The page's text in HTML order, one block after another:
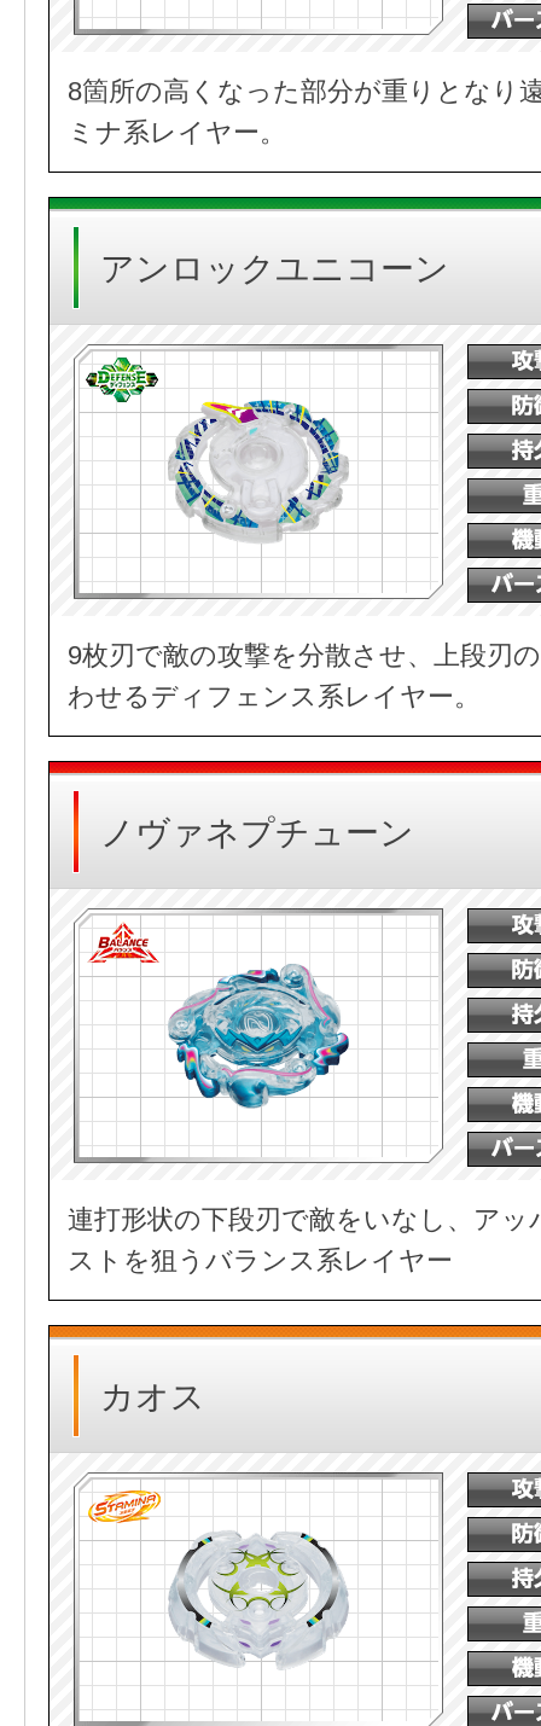
8箇所の高くなった部分が重りとなり
ミナ系レイヤー。
アンロックユニコーン
9枚刃で敵の攻撃を分散させ、上段刃
わせるディフェンス系レイヤー。
ノヴァネプチューン
連打形状の下段刃で敵をいなし、アッ
ストを狙うバランス系レイヤー
カオス